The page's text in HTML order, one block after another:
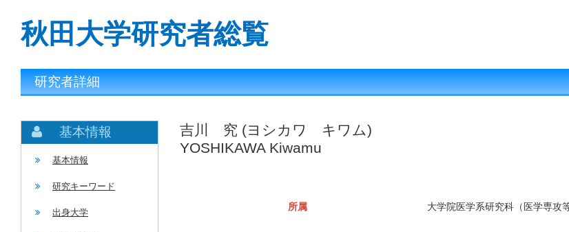
秋田大学研究者総覧
研究者詳細
基本情報
基本情報
研究キーワード
出身大学
吉川 究 (ヨシカワ キワム)
YOSHIKAWA Kiwamu
所属 大学院医学系研究科（医学専